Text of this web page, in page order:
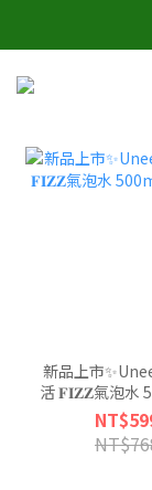
新品上市
活 𝐅𝐈𝐙𝐙氣泡水
入/箱